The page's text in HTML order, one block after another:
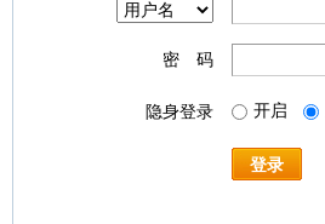
密 码
隐身登录 开启
登录